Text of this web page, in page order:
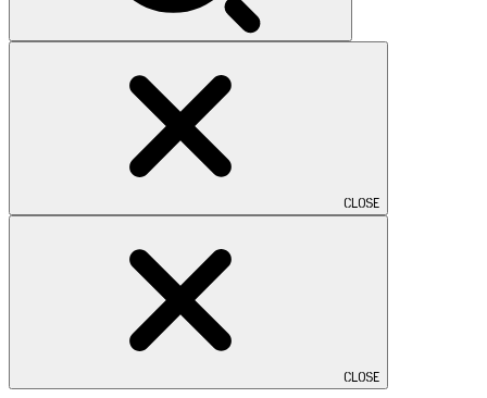
CLOSE
CLOSE